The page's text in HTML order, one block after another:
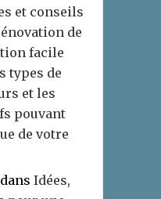
et conseils
de
facile
types de
et les
pouvant
de votre
dans Idées,